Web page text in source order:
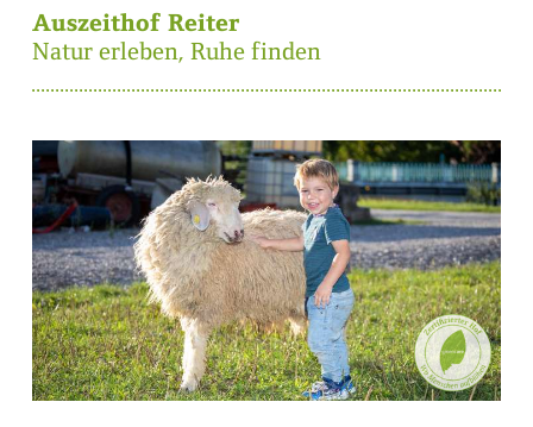
Auszeithof Reiter
Natur erleben, Ruhe finden